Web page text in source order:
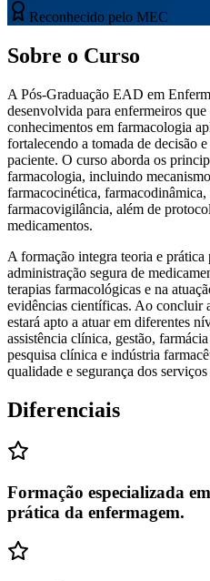
Reconhecido pelo MEC
Sobre o Curso
A Pós-Graduação EAD em
desenvolvida para enfermeiros
conhecimentos em farmacologia
fortalecendo a tomada de decisão
paciente. O curso aborda os
farmacologia, incluindo
farmacocinética, farmacodinâmica,
farmacovigilância, além de
medicamentos.
A formação integra teoria e
administração segura de
terapias farmacológicas e na
evidências científicas. Ao concluir
estará apto a atuar em diferentes
assistência clínica, gestão,
pesquisa clínica e indústria
qualidade e segurança dos
Diferenciais
Formação especializada
prática da enfermagem.